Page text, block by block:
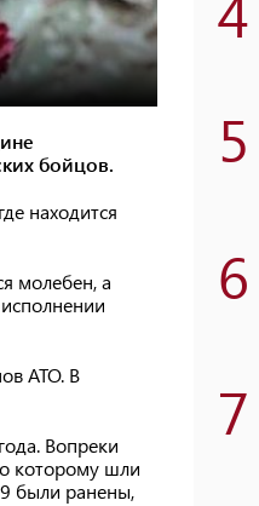
бойцов.
находится
молебен, а
АТО. В
Вопреки
которому шли
были ранены,
5
6
7